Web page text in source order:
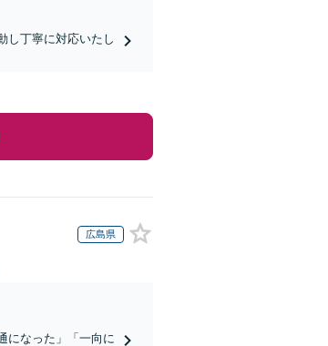
し丁寧に対応いたし
広島県
になった」「一向に